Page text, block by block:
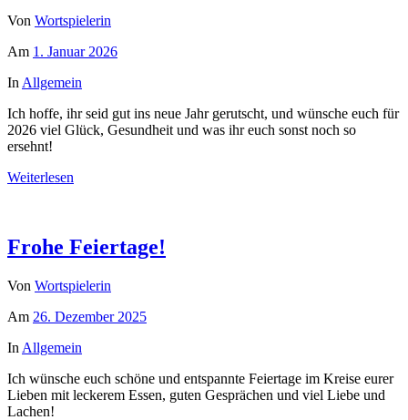
Von Wortspielerin
Am 1. Januar 2026
In Allgemein
Ich hoffe, ihr seid gut ins neue Jahr gerutscht, und wünsche euch für
2026 viel Glück, Gesundheit und was ihr euch sonst noch so
ersehnt!
Weiterlesen
Frohe Feiertage!
Von Wortspielerin
Am 26. Dezember 2025
In Allgemein
Ich wünsche euch schöne und entspannte Feiertage im Kreise eurer
Lieben mit leckerem Essen, guten Gesprächen und viel Liebe und
Lachen!